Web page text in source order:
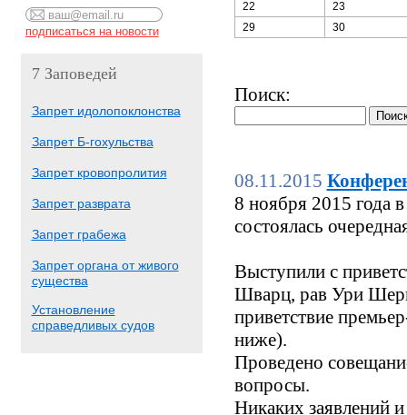
7 Заповедей
Запрет идолопоклонства
Запрет Б-гохульства
Запрет кровопролития
Запрет разврата
Запрет грабежа
Запрет органа от живого
существа
Установление
справедливых судов
22
23
29
30
Поиск:
08.11.2015
8 ноября 2015 года
состоялась
Выступили с
Шварц, рав Ури
приветствие
ниже).
Проведено
вопросы.
Никаких заявлений